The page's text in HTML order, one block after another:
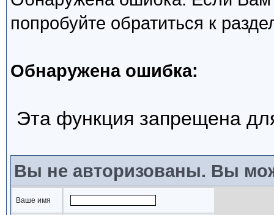
попробуйте обратиться к
Обнаружена ошибка:
Эта функция запрещена
Вы не авторизованы. Вы
Ваше имя